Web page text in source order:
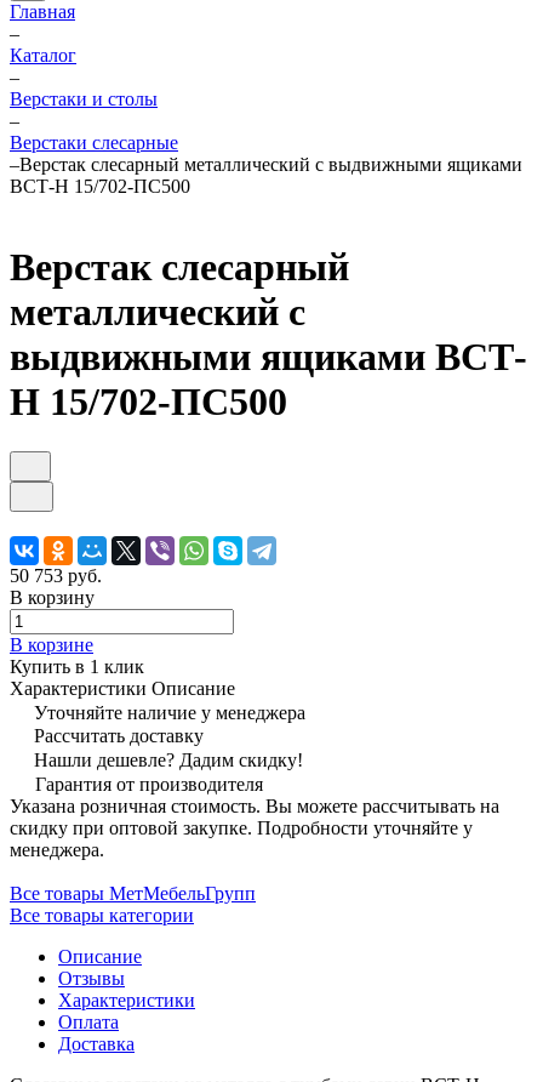
Главная
–
Каталог
–
Верстаки и столы
–
Верстаки слесарные
–Верстак слесарный металлический с выдвижными ящиками
ВСТ-Н 15/702-ПС500
Верстак слесарный
металлический с
выдвижными ящиками ВСТ-
Н 15/702-ПС500
50 753 руб.
В корзину
В корзине
Купить в 1 клик
Характеристики Описание
Уточняйте наличие у менеджера
Рассчитать доставку
Нашли дешевле? Дадим скидку!
Гарантия от производителя
Указана розничная стоимость. Вы можете рассчитывать на
скидку при оптовой закупке. Подробности уточняйте у
менеджера.
Все товары МетМебельГрупп
Все товары категории
Описание
Отзывы
Характеристики
Оплата
Доставка